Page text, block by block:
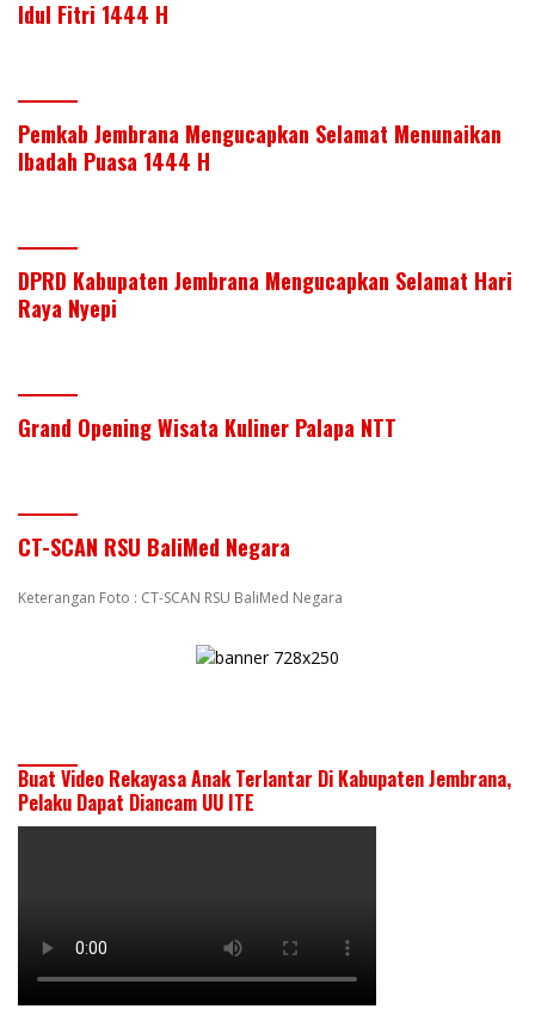
Idul Fitri 1444 H
Pemkab Jembrana Mengucapkan Selamat Menunaikan
Ibadah Puasa 1444 H
DPRD Kabupaten Jembrana Mengucapkan Selamat Hari
Raya Nyepi
Grand Opening Wisata Kuliner Palapa NTT
CT-SCAN RSU BaliMed Negara
Keterangan Foto : CT-SCAN RSU BaliMed Negara
Buat Video Rekayasa Anak Terlantar Di Kabupaten Jembrana,
Pelaku Dapat Diancam UU ITE